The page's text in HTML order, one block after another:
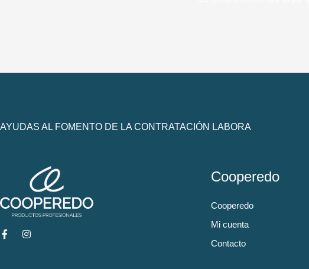
AYUDAS AL FOMENTO DE LA CONTRATACIÓN LABORA
Cooperedo
Cooperedo
Mi cuenta
Contacto